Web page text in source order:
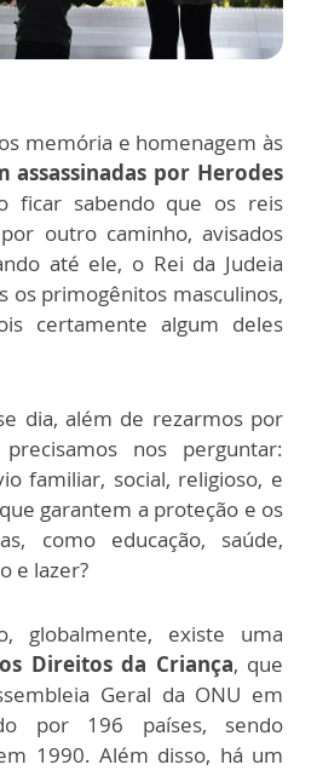
memória e homenagem às
assassinadas por Herodes
ficar sabendo que os reis
outro caminho, avisados
até ele, o Rei da Judeia
os primogênitos masculinos,
certamente algum deles
dia, além de rezarmos por
nos perguntar:
familiar, social, religioso, e
garantem a proteção e os
como educação, saúde,
e lazer?
globalmente, existe uma
Direitos da Criança, que
Geral da ONU em
por 196 países, sendo
1990. Além disso, há um